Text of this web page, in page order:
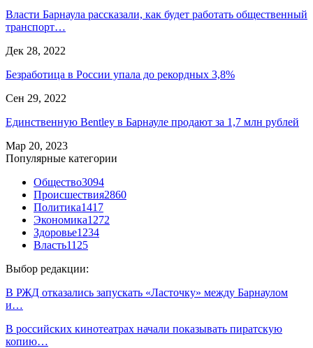
Власти Барнаула рассказали, как будет работать общественный
транспорт…
Дек 28, 2022
Безработица в России упала до рекордных 3,8%
Сен 29, 2022
Единственную Bentley в Барнауле продают за 1,7 млн рублей
Мар 20, 2023
Популярные категории
Общество3094
Происшествия2860
Политика1417
Экономика1272
Здоровье1234
Власть1125
Выбор редакции:
В РЖД отказались запускать «Ласточку» между Барнаулом
и…
В российских кинотеатрах начали показывать пиратскую
копию…